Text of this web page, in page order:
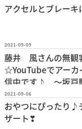
アクセルとブレーキ
2021-09-09
藤井 風さんの無観
☆YouTubeでアーカ
信中です♪ ～坂戸
分の1DK【クローバ
ト】を紹介します♪
2021-09-06
おやつにぴったり♪
ザート❣